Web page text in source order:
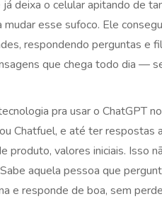
deixa o celular apitando de
esse sufoco. Ele
respondendo perguntas e
que chega todo dia —
pra usar o ChatGPT
Chatfuel, e até ter respostas
produto, valores iniciais. Isso
aquela pessoa que
e responde de boa, sem